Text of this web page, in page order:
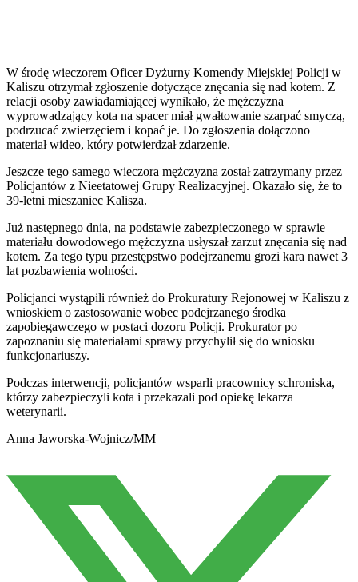
W środę wieczorem Oficer Dyżurny Komendy Miejskiej Policji w
Kaliszu otrzymał zgłoszenie dotyczące znęcania się nad kotem. Z
relacji osoby zawiadamiającej wynikało, że mężczyzna
wyprowadzający kota na spacer miał gwałtowanie szarpać smyczą,
podrzucać zwierzęciem i kopać je. Do zgłoszenia dołączono
materiał wideo, który potwierdzał zdarzenie.
Jeszcze tego samego wieczora mężczyzna został zatrzymany przez
Policjantów z Nieetatowej Grupy Realizacyjnej. Okazało się, że to
39-letni mieszaniec Kalisza.
Już następnego dnia, na podstawie zabezpieczonego w sprawie
materiału dowodowego mężczyzna usłyszał zarzut znęcania się nad
kotem. Za tego typu przestępstwo podejrzanemu grozi kara nawet 3
lat pozbawienia wolności.
Policjanci wystąpili również do Prokuratury Rejonowej w Kaliszu z
wnioskiem o zastosowanie wobec podejrzanego środka
zapobiegawczego w postaci dozoru Policji. Prokurator po
zapoznaniu się materiałami sprawy przychylił się do wniosku
funkcjonariuszy.
Podczas interwencji, policjantów wsparli pracownicy schroniska,
którzy zabezpieczyli kota i przekazali pod opiekę lekarza
weterynarii.
Anna Jaworska-Wojnicz/MM